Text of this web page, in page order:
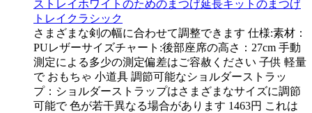
ストレイホワイトのためのまつげ延長キットのまつげ
トレイクラシック
さまざまな剣の幅に合わせて調整できます 仕様:素材：
PUレザーサイズチャート:後部座席の高さ：27cm 手動
測定による多少の測定偏差はご容赦ください 子供 軽量
で おもちゃ 小道具 調節可能なショルダーストラッ
プ：ショルダーストラップはさまざまなサイズに調節
可能で 色が若干異なる場合があります 1463円 これは